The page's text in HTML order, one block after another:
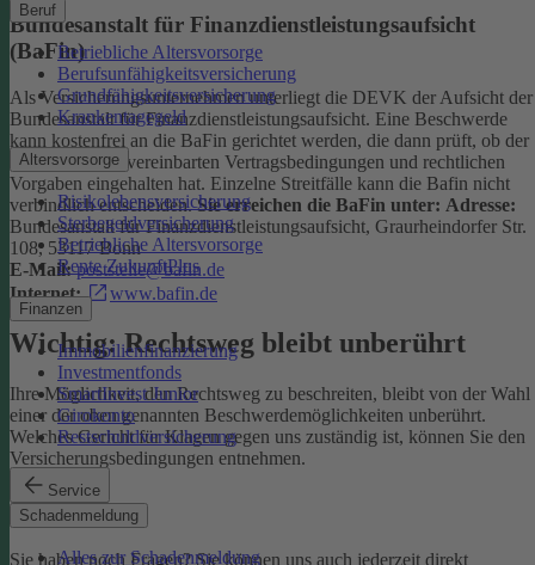
Beruf
Betriebliche Altersvorsorge
Berufsunfähigkeitsversicherung
Grundfähigkeitsversicherung
Krankentagegeld
Altersvorsorge
Risikolebensversicherung
Sterbegeldversicherung
Betriebliche Altersvorsorge
Rente ZukunftPlus
Finanzen
Immobilienfinanzierung
Investmentfonds
SmartInvest Junior
Girokonto
Restschuldversicherung
Service
Schadenmeldung
Alles zur Schadenmeldung
Bundesanstalt für Finanzdienstleistungsaufsicht
(BaFin)
Als Versicherungsunternehmen unterliegt die DEVK der Aufsicht der
Bundesanstalt für Finanzdienstleistungsaufsicht. Eine Beschwerde
kann kostenfrei an die BaFin gerichtet werden, die dann prüft, ob der
Versicherer die vereinbarten Vertragsbedingungen und rechtlichen
Vorgaben eingehalten hat. Einzelne Streitfälle kann die Bafin nicht
verbindlich entscheiden.Sie erreichen die BaFin unter: Adresse:
Bundesanstalt für Finanzdienstleistungsaufsicht, Graurheindorfer Str.
108, 53117 Bonn
E-Mail: poststelle@bafin.de
Internet:
www.bafin.de
Wichtig: Rechtsweg bleibt unberührt
Ihre Möglichkeit, den Rechtsweg zu beschreiten, bleibt von der Wahl
einer der oben genannten Beschwerdemöglichkeiten unberührt.
Welches Gericht für Klagen gegen uns zuständig ist, können Sie den
Versicherungsbedingungen entnehmen.
Kontakt
Sie haben noch Fragen? Sie können uns auch jederzeit direkt